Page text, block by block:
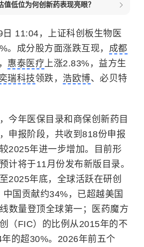
值低位为何创新药表现亮眼？
11:04，上证科创板生物医
。成分股方面涨跌互现， 成都
惠泰医疗上涨2.83%，益方生
瑞科技领跌， 浩欧博、必贝特
今年医保目录和商保创新药目
申报阶段，共收到818份申报
2025年进一步增加。目前形
计将于11月份发布新版目录。
2025年底，全球活跃在研创
国贡献约34%，已超越美国
数量登顶全球第一；医药魔方
（FIC）的比例从2015年的不
的超30%。2026年前五个